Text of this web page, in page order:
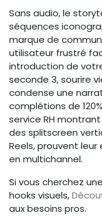
Sans audio, le
séquences
marque de
utilisateur frustré
introduction de
seconde 3, sourire
condense une
complétions de
service RH
des splitscreen
Reels, prouvent
en multichannel.
Si vous cherchez
hooks visuels,
aux besoins pros.